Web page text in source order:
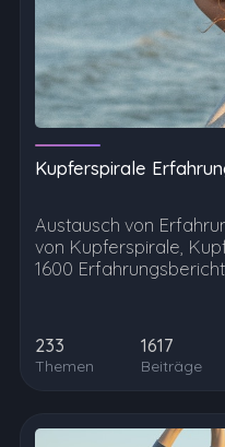
Kupferspirale
Austausch von
von Kupferspirale,
1600
233
Themen
1617
Beiträge